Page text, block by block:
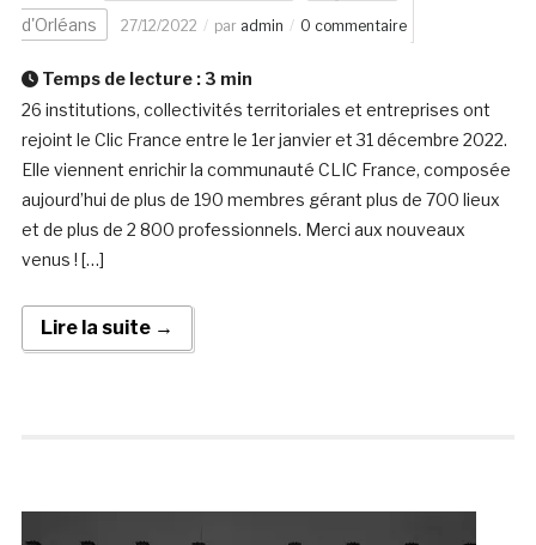
d'Orléans 27/12/2022 par admin 0 commentaire
Temps de lecture : 3 min
26 institutions, collectivités territoriales et entreprises ont
rejoint le Clic France entre le 1er janvier et 31 décembre 2022.
Elle viennent enrichir la communauté CLIC France, composée
aujourd’hui de plus de 190 membres gérant plus de 700 lieux
et de plus de 2 800 professionnels. Merci aux nouveaux
venus ! […]
Lire la suite →